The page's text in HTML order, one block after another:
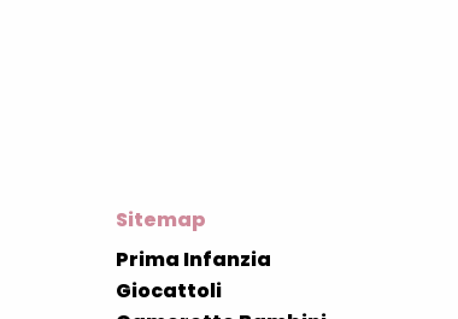
Sitemap
Prima Infanzia
Giocattoli